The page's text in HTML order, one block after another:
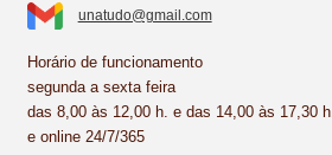
unatudo@gmail.com
Horário de funcionamento
segunda a sexta feira
das 8,00 às 12,00 h. e das 14,00 às 17,30 h.
e online 24/7/365